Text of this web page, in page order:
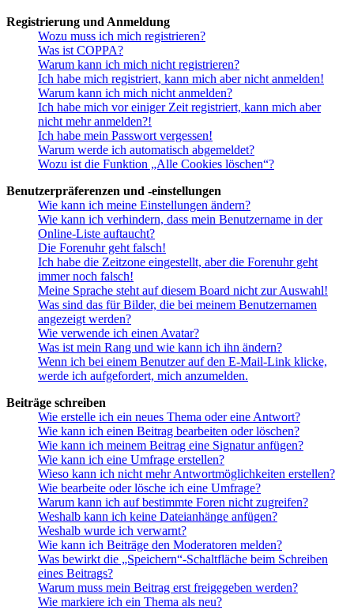
Registrierung und Anmeldung
Wozu muss ich mich registrieren?
Was ist COPPA?
Warum kann ich mich nicht registrieren?
Ich habe mich registriert, kann mich aber nicht anmelden!
Warum kann ich mich nicht anmelden?
Ich habe mich vor einiger Zeit registriert, kann mich aber
nicht mehr anmelden?!
Ich habe mein Passwort vergessen!
Warum werde ich automatisch abgemeldet?
Wozu ist die Funktion „Alle Cookies löschen“?
Benutzerpräferenzen und -einstellungen
Wie kann ich meine Einstellungen ändern?
Wie kann ich verhindern, dass mein Benutzername in der
Online-Liste auftaucht?
Die Forenuhr geht falsch!
Ich habe die Zeitzone eingestellt, aber die Forenuhr geht
immer noch falsch!
Meine Sprache steht auf diesem Board nicht zur Auswahl!
Was sind das für Bilder, die bei meinem Benutzernamen
angezeigt werden?
Wie verwende ich einen Avatar?
Was ist mein Rang und wie kann ich ihn ändern?
Wenn ich bei einem Benutzer auf den E-Mail-Link klicke,
werde ich aufgefordert, mich anzumelden.
Beiträge schreiben
Wie erstelle ich ein neues Thema oder eine Antwort?
Wie kann ich einen Beitrag bearbeiten oder löschen?
Wie kann ich meinem Beitrag eine Signatur anfügen?
Wie kann ich eine Umfrage erstellen?
Wieso kann ich nicht mehr Antwortmöglichkeiten erstellen?
Wie bearbeite oder lösche ich eine Umfrage?
Warum kann ich auf bestimmte Foren nicht zugreifen?
Weshalb kann ich keine Dateianhänge anfügen?
Weshalb wurde ich verwarnt?
Wie kann ich Beiträge den Moderatoren melden?
Was bewirkt die „Speichern“-Schaltfläche beim Schreiben
eines Beitrags?
Warum muss mein Beitrag erst freigegeben werden?
Wie markiere ich ein Thema als neu?